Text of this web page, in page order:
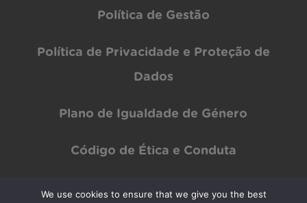
Política de Gestão
Política de Privacidade e Proteção de
Dados
Plano de Igualdade de Género
Código de Ética e Conduta
We use cookies to ensure that we give you the best